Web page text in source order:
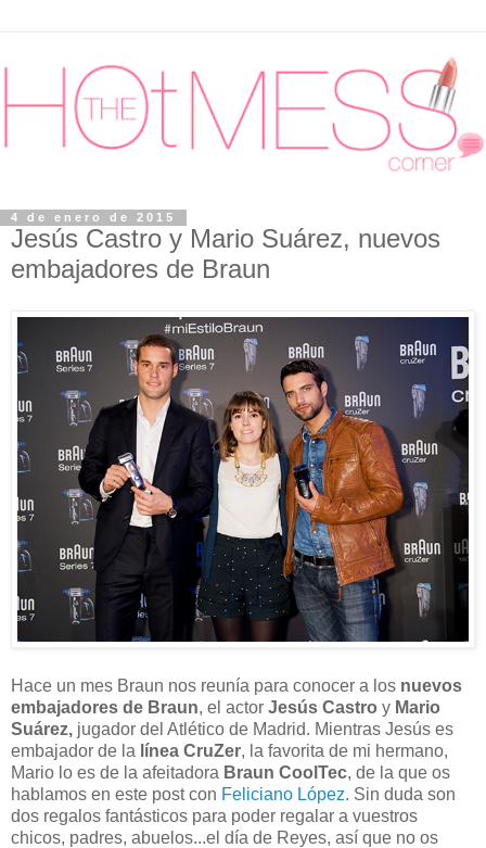
4 de enero de 2015
Jesús Castro y Mario Suárez, nuevos
embajadores de Braun
Hace un mes Braun nos reunía para conocer a los nuevos
embajadores de Braun, el actor Jesús Castro y Mario
Suárez, jugador del Atlético de Madrid. Mientras Jesús es
embajador de la línea CruZer, la favorita de mi hermano,
Mario lo es de la afeitadora Braun CoolTec, de la que os
hablamos en este post con Feliciano López. Sin duda son
dos regalos fantásticos para poder regalar a vuestros
chicos, padres, abuelos...el día de Reyes, así que no os